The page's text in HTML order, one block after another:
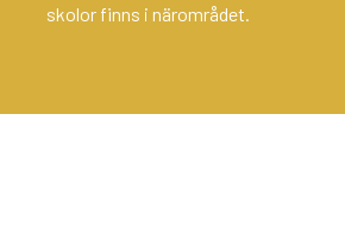
skolor finns i närområdet.